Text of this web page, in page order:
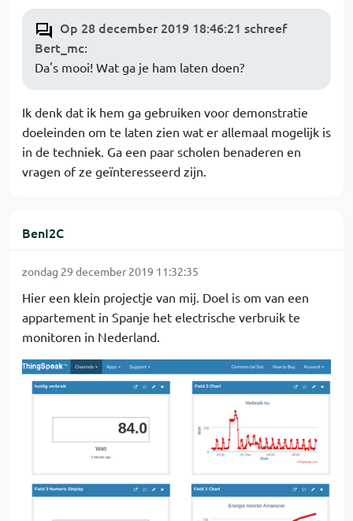
Op 28 december 2019 18:46:21 schreef
Bert_mc:
Da's mooi! Wat ga je ham laten doen?
Ik denk dat ik hem ga gebruiken voor demonstratie
doeleinden om te laten zien wat er allemaal mogelijk is
in de techniek. Ga een paar scholen benaderen en
vragen of ze geïnteresseerd zijn.
BenI2C
zondag 29 december 2019 11:32:35
Hier een klein projectje van mij. Doel is om van een
appartement in Spanje het electrische verbruik te
monitoren in Nederland.